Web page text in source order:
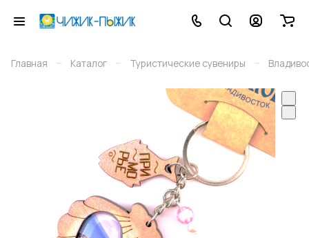
Главная – Каталог – Туристические сувениры –